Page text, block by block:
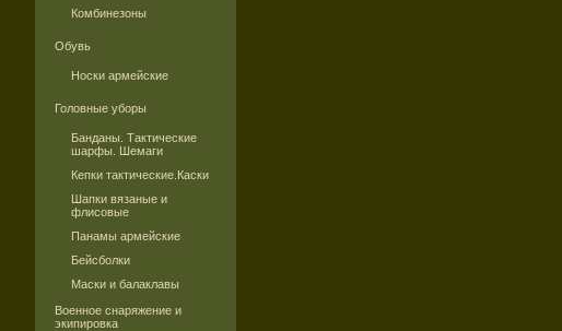
Комбинезоны
Обувь
Носки армейские
Головные уборы
Банданы. Тактические
шарфы. Шемаги
Кепки тактические.Каски
Шапки вязаные и
флисовые
Панамы армейские
Бейсболки
Маски и балаклавы
Военное снаряжение и
экипировка